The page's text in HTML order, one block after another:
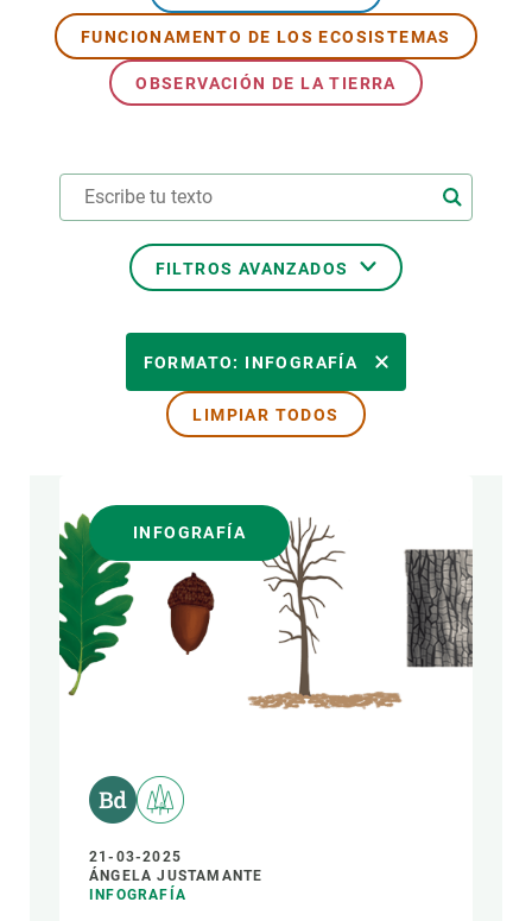
FUNCIONAMENTO DE LOS ECOSISTEMAS
OBSERVACIÓN DE LA TIERRA
FILTROS AVANZADOS
TEMAS TRANSVERSALES
FORMATO
AUTOR
FORMATO: INFOGRAFÍA
LIMPIAR TODOS
INFOGRAFÍA
21-03-2025
ÁNGELA JUSTAMANTE
INFOGRAFÍA
PARTICIPA
NOTICIAS Y AGENDA